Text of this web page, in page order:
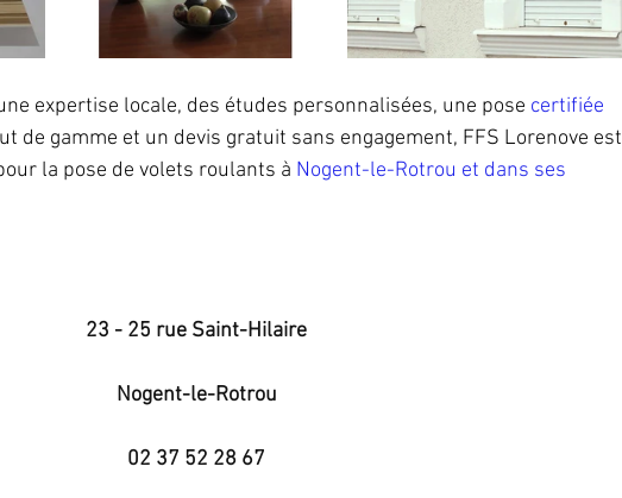
expertise locale, des études personnalisées, une pose certifiée
de gamme et un devis gratuit sans engagement, FFS Lorenove est
la pose de volets roulants à Nogent-le-Rotrou et dans ses
23 - 25 rue Saint-Hilaire
Nogent-le-Rotrou
02 37 52 28 67